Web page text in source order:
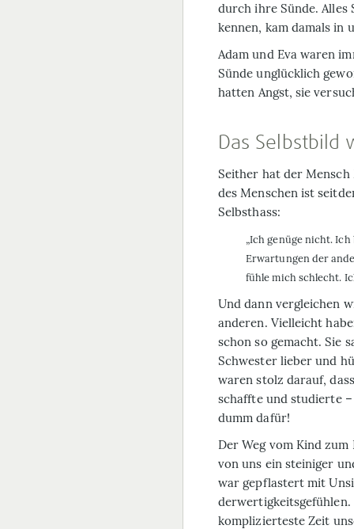
durch ihre Sünde. Alles
kennen, kam damals in
Adam und Eva waren
Sünde unglücklich
hatten Angst, sie
Das Selbstbild
Seither hat der Mensch
des Menschen ist
Selbsthass:
„Ich genüge nicht.
Erwartungen der
fühle mich schlecht.
Und dann vergleichen
anderen. Vielleicht
schon so gemacht. Sie
Schwester lieber und
waren stolz darauf,
schaffte und studierte
dumm dafür!
Der Weg vom Kind
von uns ein steiniger
war gepflastert mit
der­wertigkeitsgefühlen.
komplizierteste Zeit